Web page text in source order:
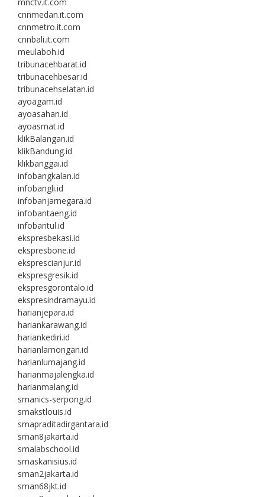
mnctv.it.com
cnnmedan.it.com
cnnmetro.it.com
cnnbali.it.com
meulaboh.id
tribunacehbarat.id
tribunacehbesar.id
tribunacehselatan.id
ayoagam.id
ayoasahan.id
ayoasmat.id
klikBalangan.id
klikBandung.id
klikbanggai.id
infobangkalan.id
infobangli.id
infobanjarnegara.id
infobantaeng.id
infobantul.id
ekspresbekasi.id
ekspresbone.id
eksprescianjur.id
ekspresgresik.id
ekspresgorontalo.id
ekspresindramayu.id
harianjepara.id
hariankarawang.id
hariankediri.id
harianlamongan.id
harianlumajang.id
harianmajalengka.id
harianmalang.id
smanics-serpong.id
smakstlouis.id
smapraditadirgantara.id
sman8jakarta.id
smalabschool.id
smaskanisius.id
sman2jakarta.id
sman68jkt.id